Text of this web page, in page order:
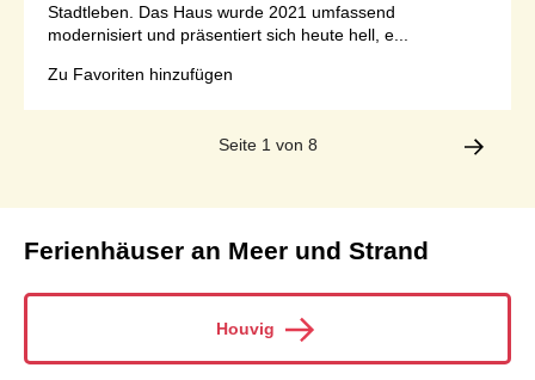
Stadtleben. Das Haus wurde 2021 umfassend
modernisiert und präsentiert sich heute hell, e...
Zu Favoriten hinzufügen
Seite 1 von 8
Ferienhäuser an Meer und Strand
Houvig